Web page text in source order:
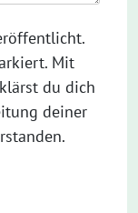
Mit
du dich
deiner